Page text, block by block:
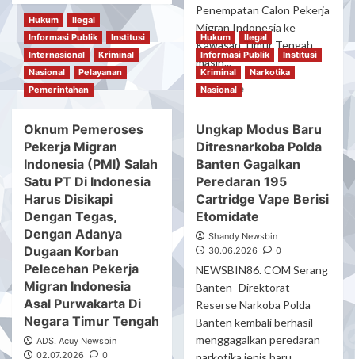
Indonesia
about
Sangat
Miris..!!!
Diduga
Para
Sindikat
Ke
Kawasan
Timur
Tengah
Masih
Berkeliaran
Di
Puwakarta
Jawa
Barat
Penempatan Calon Pekerja
Migran Indonesia ke
Kawasan Timur Tengah
masih...
Read MoreRead
Sangat
Miris..!!!
Sindikat
Diduga
Ke
Kawasan
Timur
Tengah
Masih
Berkeliaran
Wilayah
Puwakarta
–
Hukum
Ilegal
Informasi Publik
Institusi
Internasional
Kriminal
Nasional
Pelayanan
Pemerintahan
Oknum Pemeroses
Pekerja Migran
Indonesia (PMI) Salah
Satu PT Di Indonesia
Harus Disikapi
Dengan Tegas,
Dengan Adanya
Dugaan Korban
Pelecehan Pekerja
Migran Indonesia
Asal Purwakarta Di
Negara Timur Tengah
ADS. Acuy Newsbin
02.07.2026
0
Hukum
Ilegal
Informasi Publik
Institusi
Kriminal
Narkotika
Nasional
Ungkap Modus Baru
Ditresnarkoba Polda
Banten Gagalkan
Peredaran 195
Cartridge Vape Berisi
Etomidate
Shandy Newsbin
30.06.2026
0
NEWSBIN86. COM Serang
Banten- Direktorat
Reserse Narkoba Polda
Banten kembali berhasil
menggagalkan peredaran